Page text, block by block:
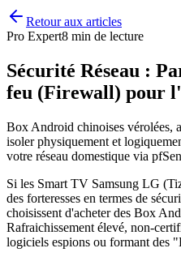
Retour aux articles
Pro Expert8 min de lecture
Sécurité Réseau :
feu (Firewall) pour
Box Android chinoises vérolées,
isoler physiquement et
votre réseau domestique via
Si les Smart TV Samsung LG
des forteresses en termes de
choisissent d'acheter des Box
Rafraichissement élevé, non-
logiciels espions ou formant des